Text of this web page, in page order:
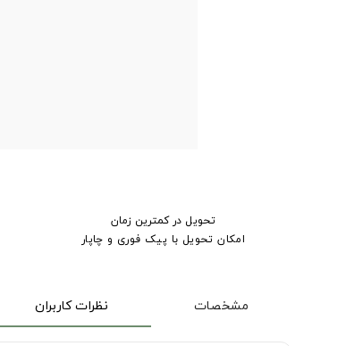
تحویل در کمترین زمان
امکان تحویل با پیک فوری و چاپار
مشخصات نظرات کاربران